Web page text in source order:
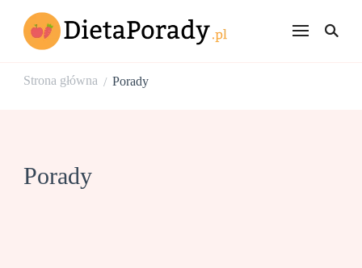
Rzeczowe porady
Strona główna / Porady
Porady